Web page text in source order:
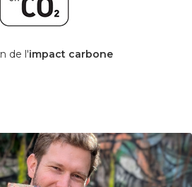
de l'impact carbone